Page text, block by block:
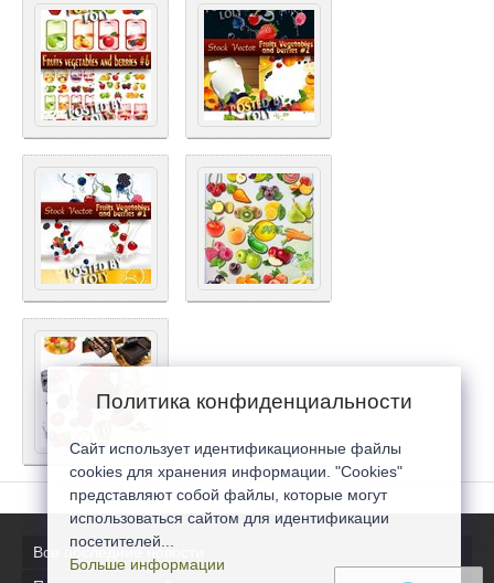
Все последние новости
Политика конфиденциальности
Сайт использует идентификационные файлы
cookies для хранения информации. "Cookies"
представляют собой файлы, которые могут
использоваться сайтом для идентификации
посетителей...
Больше информации